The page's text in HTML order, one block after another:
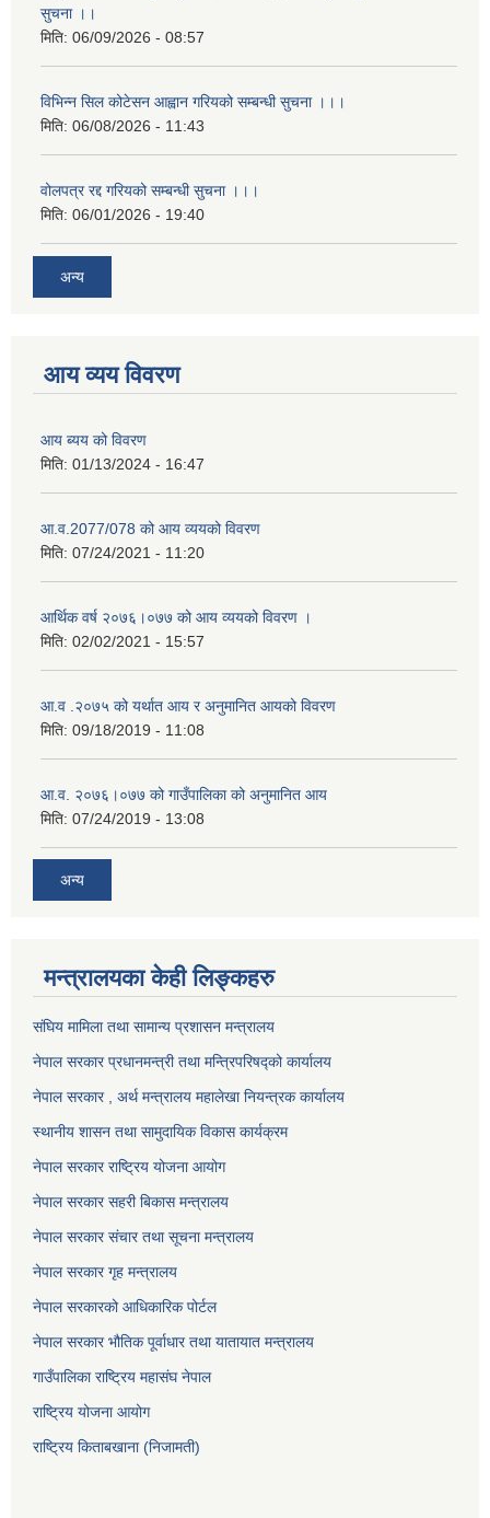
सुचना ।।
मिति: 06/09/2026 - 08:57
विभिन्न सिल कोटेसन आह्वान गरियको सम्बन्धी सुचना ।।।
मिति: 06/08/2026 - 11:43
वोलपत्र रद्द गरियको सम्बन्धी सुचना ।।।
मिति: 06/01/2026 - 19:40
अन्य
आय व्यय विवरण
आय ब्यय को विवरण
मिति: 01/13/2024 - 16:47
आ.व.2077/078 को आय व्ययको विवरण
मिति: 07/24/2021 - 11:20
आर्थिक वर्ष २०७६।०७७ को आय व्ययको विवरण ।
मिति: 02/02/2021 - 15:57
आ.व .२०७५ को यर्थात आय र अनुमानित आयको विवरण
मिति: 09/18/2019 - 11:08
आ.व. २०७६।०७७ को गाउँपालिका को अनुमानित आय
मिति: 07/24/2019 - 13:08
अन्य
मन्त्रालयका केही लिङ्कहरु
संघिय मामिला तथा सामान्य प्रशासन मन्त्रालय
नेपाल सरकार प्रधानमन्त्री तथा मन्त्रिपरिषद्को कार्यालय
नेपाल सरकार , अर्थ मन्त्रालय महालेखा नियन्त्रक कार्यालय
स्थानीय शासन तथा सामुदायिक विकास कार्यक्रम
नेपाल सरकार राष्ट्रिय योजना आयोग
नेपाल सरकार सहरी बिकास मन्त्रालय
नेपाल सरकार संचार तथा सूचना मन्त्रालय
नेपाल सरकार गृह मन्त्रालय
नेपाल सरकारको आधिकारिक पोर्टल
नेपाल सरकार भौतिक पूर्वाधार तथा यातायात मन्त्रालय
गाउँपालिका राष्ट्रिय महासंघ नेपाल
राष्ट्रिय योजना आयोग
राष्ट्रिय किताबखाना (निजामती)